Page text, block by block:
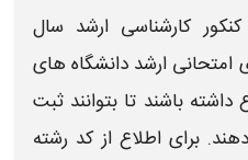
کارشناسی ارشد سال
امتحانی ارشد دانشگاه های
داشته باشند تا بتوانند ثبت
برای اطلاع از کد رشته